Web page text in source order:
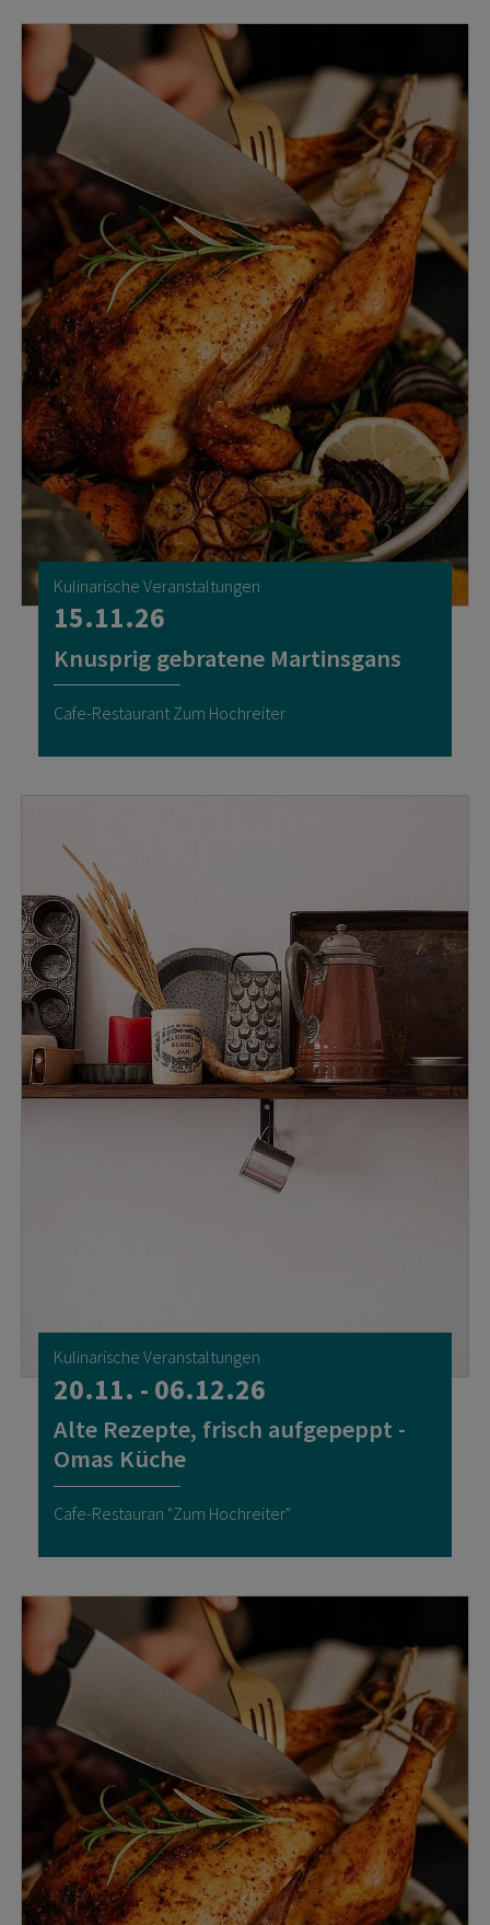
Kulinarische Veranstaltungen
15.11.26
Knusprig gebratene Martinsgans
Cafe-Restaurant Zum Hochreiter
Kulinarische Veranstaltungen
20.11. - 06.12.26
Alte Rezepte, frisch aufgepeppt -
Omas Küche
Cafe-Restauran "Zum Hochreiter"